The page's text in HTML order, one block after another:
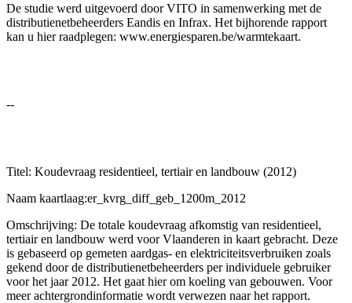
De studie werd uitgevoerd door VITO in samenwerking met de
distributienetbeheerders Eandis en Infrax. Het bijhorende rapport
kan u hier raadplegen: www.energiesparen.be/warmtekaart.
--
Titel: Koudevraag residentieel, tertiair en landbouw (2012)
Naam kaartlaag:er_kvrg_diff_geb_1200m_2012
Omschrijving: De totale koudevraag afkomstig van residentieel,
tertiair en landbouw werd voor Vlaanderen in kaart gebracht. Deze
is gebaseerd op gemeten aardgas- en elektriciteitsverbruiken zoals
gekend door de distributienetbeheerders per individuele gebruiker
voor het jaar 2012. Het gaat hier om koeling van gebouwen. Voor
meer achtergrondinformatie wordt verwezen naar het rapport.